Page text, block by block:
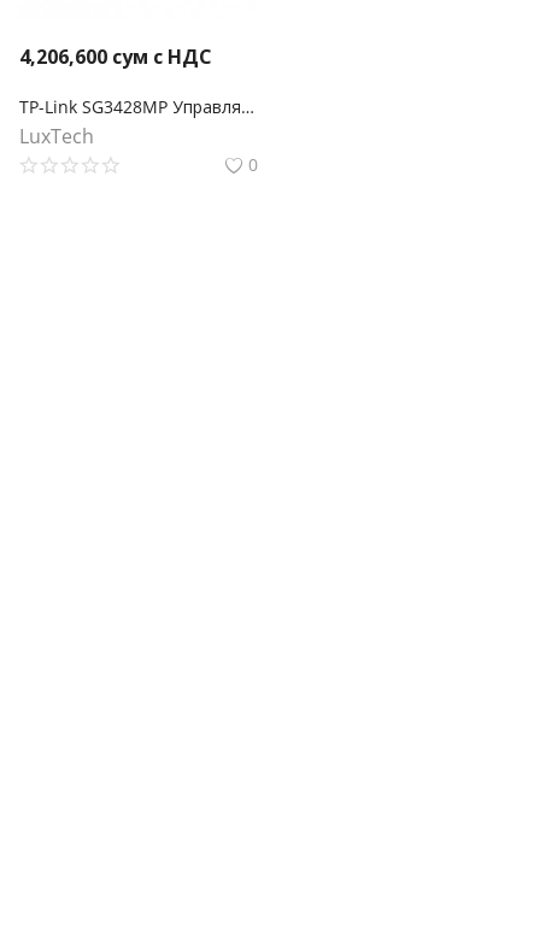
4,206,600 сум с НДС
TP-Link SG3428MP Управляемый коммутатор Omada уровня 2+ с 24 гигабитными портами PoE+ и 4 портами SFP
LuxTech
0